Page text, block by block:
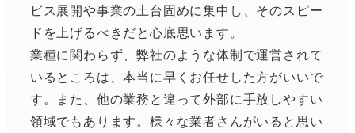
ビス展開や事業の土台固めに集中し、そのスピー
ドを上げるべきだと心底思います。
業種に関わらず、弊社のような体制で運営されて
いるところは、本当に早くお任せした方がいいで
す。また、他の業務と違って外部に手放しやすい
領域でもあります。様々な業者さんがいると思い